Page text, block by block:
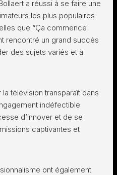
a réussi à se faire une
les plus populaires
que “Ça commence
rencontré un grand succès
des sujets variés et à
la télévision transparaît dans
indéfectible
d’innover et de se
captivantes et
ont également